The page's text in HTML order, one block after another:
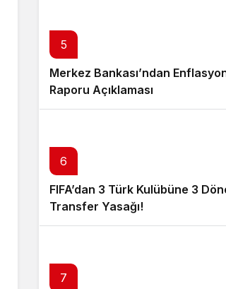
5
Merkez Bankası’ndan
Raporu Açıklaması
6
FIFA’dan 3 Türk Kulübüne 3
Transfer Yasağı!
7